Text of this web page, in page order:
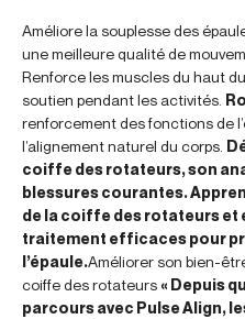
Améliore la souplesse des
une meilleure qualité de
Renforce les muscles du haut
soutien pendant les activités.
renforcement des fonctions de
l’alignement naturel du corps.
coiffe des rotateurs, son
blessures courantes.
de la coiffe des rotateurs et
traitement efficaces pour
l’épaule.Améliorer son bien-
coiffe des rotateurs « Depuis
parcours avec Pulse Align,